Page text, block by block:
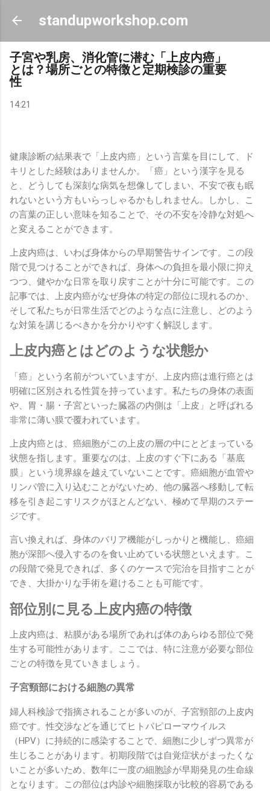
スキップしてメイン コンテンツに移動
standupworkshop.com
子宮や乳房、消化管に潜む「上皮内癌」
とは？場所ごとの特徴と定期検診の重要
性
14:21
健康診断の結果表で「上皮内癌」という言葉を目にして、ド
キリとした経験はありませんか。「癌」という漢字を見る
と、どうしても深刻な病気を想像してしまい、不安で夜も眠
れないという方もいらっしゃるかもしれません。しかし、こ
の言葉の正しい意味を知ることで、その不安を冷静な対処へ
と変えることができます。
上皮内癌は、いわば身体からの早期警告サインです。この段
階で見つけることができれば、身体への負担を最小限に抑え
つつ、健やかな日常を取り戻すことが十分に可能です。この
記事では、上皮内癌がなぜ身体の特定の部位に現れるのか、
そして私たちが日常生活でどのような点に注意し、どのよう
な対策を講じるべきかを分かりやすく解説します。
上皮内癌とはどのような状態か
「癌」という名前がついていますが、上皮内癌は進行癌とは
明確に区別される性質を持っています。私たちの身体の表面
や、胃・腸・子宮といった臓器の内側は「上皮」と呼ばれる
非常に薄い膜で覆われています。
上皮内癌とは、癌細胞がこの上皮の層の中にとどまっている
状態を指します。重要なのは、上皮のすぐ下にある「基底
膜」という境界線を越えていないことです。癌細胞が血管や
リンパ管に入り込むことがないため、他の臓器へ移動して転
移を引き起こすリスクがほとんどない、極めて早期のステー
ジです。
言い換えれば、身体のバリア機能がしっかりと機能し、癌細
胞が深部へ侵入するのを食い止めている状態といえます。こ
の段階で発見できれば、多くのケースで完治を目指すことが
でき、大掛かりな手術を避けることも可能です。
部位別に見る上皮内癌の特徴
上皮内癌は、粘膜がある場所であれば体のあらゆる部位で発
生する可能性があります。ここでは、特に注意が必要な部位
ごとの特徴を見ていきましょう。
子宮頸部における細胞の異常
婦人科検診で指摘されることが多いのが、子宮頸部の上皮内
癌です。性交渉などを通じてヒトパピローマウイルス
（HPV）に持続的に感染することで、細胞に少しずつ異常が
生じることがあります。初期段階では自覚症状がまったくな
いことが多いため、数年に一度の細胞診が早期発見の生命線
となります。この部位は内診や細胞採取が比較的容易である